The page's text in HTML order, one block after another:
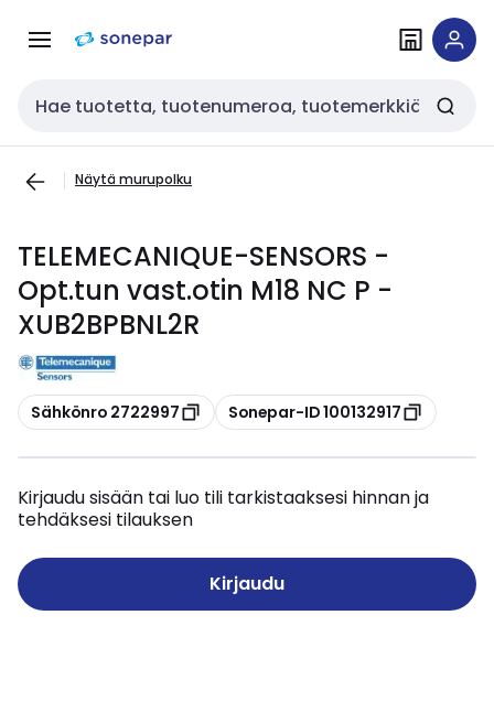
navigointiinsisältöön
Haku
Näytä murupolku
TELEMECANIQUE-SENSORS -
Opt.tun vast.otin M18 NC P -
XUB2BPBNL2R
Kopioi
Sähkönro 2722997 Kopioi
Sonepar-ID 100132917
Kirjaudu sisään tai luo tili tarkistaaksesi hinnan ja
tehdäksesi tilauksen
Kirjaudu